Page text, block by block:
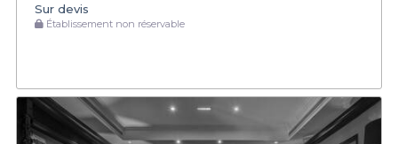
Sur devis
Établissement non réservable